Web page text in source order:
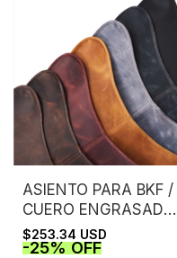
ASIENTO PARA BKF /
CUERO ENGRASADO /
SIN ESTRUCTURA
$253.34 USD
-25%OFF